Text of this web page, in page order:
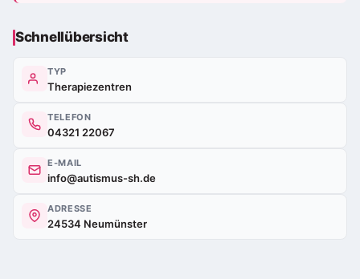
Schnellübersicht
TYP
Therapiezentren
TELEFON
04321 22067
E-MAIL
info@autismus-sh.de
ADRESSE
24534 Neumünster